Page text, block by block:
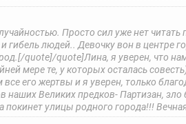
Просто сил уже нет читать
и гибель людей.. Девочку вон в центре
quote]/quote]Лина, я уверен, что
мере те, у которых осталась
его жертвы и я уверен, только
наших Великих предков- Партизан, зло
покинет улицы родного города!!!